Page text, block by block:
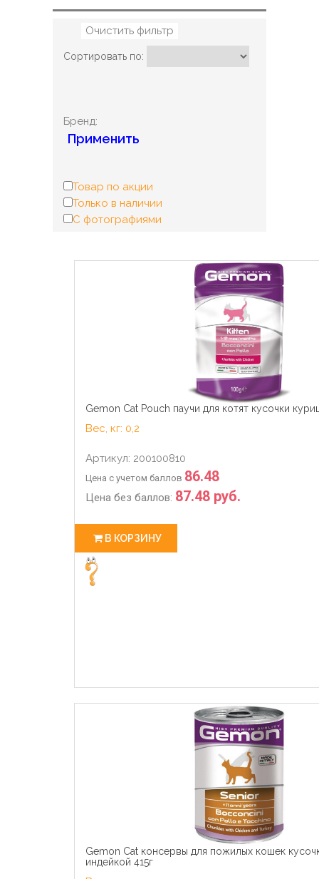
Очистить фильтр
Сортировать по:
Бренд:
Применить
Товар по акции
Только в наличии
С фотографиями
Gemon Cat Pouch паучи для котят кусочки
Вес, кг: 0,2
Артикул: 200100810
Цена с учетом баллов 86.48
Цена без баллов: 87.48 руб.
В КОРЗИНУ
Gemon Cat консервы для пожилых кошек
индейкой 415г